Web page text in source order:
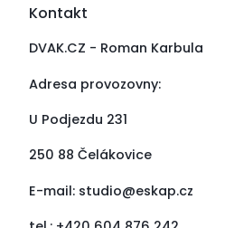
Kontakt
DVAK.CZ - Roman Karbula
Adresa provozovny:
U Podjezdu 231
250 88 Čelákovice
E-mail: studio@eskap.cz